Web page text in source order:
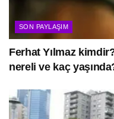
SON PAYLAŞIM
Ferhat Yılmaz
nereli ve kaç